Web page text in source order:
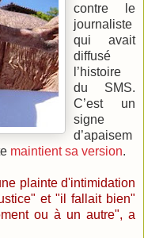
contre le
journaliste
qui avait
diffusé
l’histoire
du SMS.
C’est un
signe
d’apaisem
maintient sa version.
plainte d'intimidation
et "il fallait bien"
ou à un autre", a